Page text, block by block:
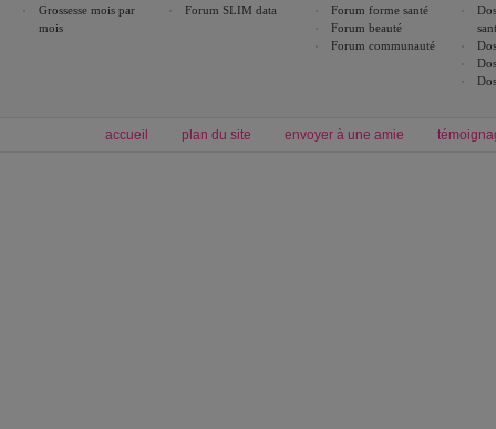
Grossesse mois par
mois
Forum SLIM data
Forum forme santé
Forum beauté
Forum communauté
accueil plan du site envoyer à une amie